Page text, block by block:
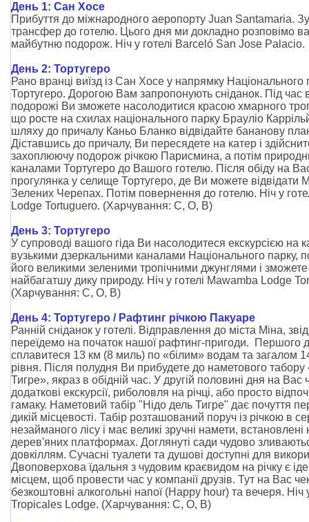
День 1: Сан Хосе
Прибуття до міжнародного аеропорту Juan Santamaria.
трансфер до готелю. Цього дня ми докладно розповімо
майбутню подорож. Ніч у готелі Barceló San Jose Palacio.
День 2: Тортугеро
Рано вранці виїзд із Сан Хосе у напрямку Національного
Тортугеро. Дорогою Вам запропонують сніданок. Під час
подорожі Ви зможете насолодитися красою хмарного
що росте на схилах національного парку Брауліо
шляху до причалу Каньо Бланко відвідайте бананову
Діставшись до причалу, Ви пересядете на катер і
захоплюючу подорож річкою Парисмина, а потім
каналами Тортугеро до Вашого готелю. Після обіду на
прогулянка у селище Тортугеро, де Ви можете відвідати
Зелених Черепах. Потім повернення до готелю. Ніч у
Lodge Tortuguero. (Харчування: С, O, В)
День 3: Тортугеро
У супроводі вашого гіда Ви насолодитеся екскурсією на
вузькими дзеркальними каналами Національного парку,
його великими зеленими тропічними джунглями і зможете
найбагатшу дику природу. Ніч у готелі Mawamba Lodge
(Харчування: С, O, В)
День 4: Тортугеро / Рафтинг річкою Пакуаре
Ранній сніданок у готелі. Відправлення до міста Міна,
переїдемо на початок нашої рафтинг-пригоди. Першого
сплавитеся 13 км (8 миль) по «білим» водам та загалом
рівня. Після полудня Ви прибудете до наметового табору
Тигре», якраз в обідній час. У другій половині дня на Вас
додаткові екскурсії, риболовля на річці, або просто
гамаку. Наметовий табір "Нідо дель Тигре" дає почуття
дикій місцевості. Табір розташований поруч із річкою в
незайманого лісу і має великі зручні намети,
дерев'яних платформах. Доглянуті сади чудово
довкіллям. Сучасні туалети та душові доступні для
Двоповерхова їдальня з чудовим краєвидом на річку є
місцем, щоб провести час у компанії друзів. Тут на Вас
безкоштовні алкогольні напої (Happy hour) та вечеря. Ніч
Tropicales Lodge. (Харчування: С, O, В)